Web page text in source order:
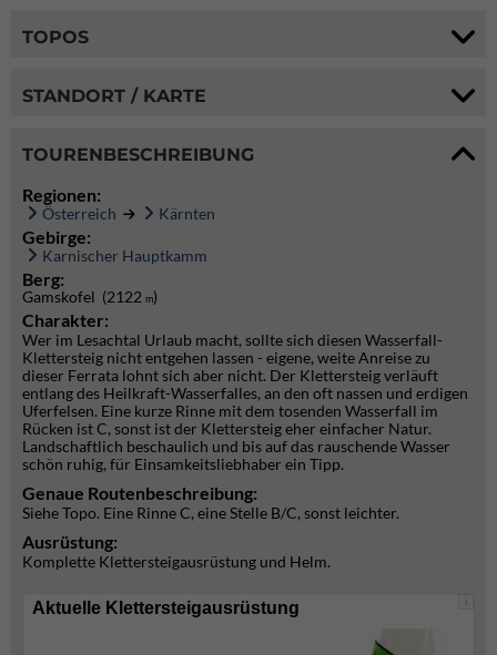
TOPOS
STANDORT / KARTE
TOURENBESCHREIBUNG
Regionen:
Österreich Kärnten
Gebirge:
Karnischer Hauptkamm
Berg:
Gamskofel (2122 m)
Charakter:
Wer im Lesachtal Urlaub macht, sollte sich diesen Wasserfall-
Klettersteig nicht entgehen lassen - eigene, weite Anreise zu
dieser Ferrata lohnt sich aber nicht. Der Klettersteig verläuft
entlang des Heilkraft-Wasserfalles, an den oft nassen und erdigen
Uferfelsen. Eine kurze Rinne mit dem tosenden Wasserfall im
Rücken ist C, sonst ist der Klettersteig eher einfacher Natur.
Landschaftlich beschaulich und bis auf das rauschende Wasser
schön ruhig, für Einsamkeitsliebhaber ein Tipp.
Genaue Routenbeschreibung:
Siehe Topo. Eine Rinne C, eine Stelle B/C, sonst leichter.
Ausrüstung:
Komplette Klettersteigausrüstung und Helm.
i
Aktuelle Klettersteigausrüstung